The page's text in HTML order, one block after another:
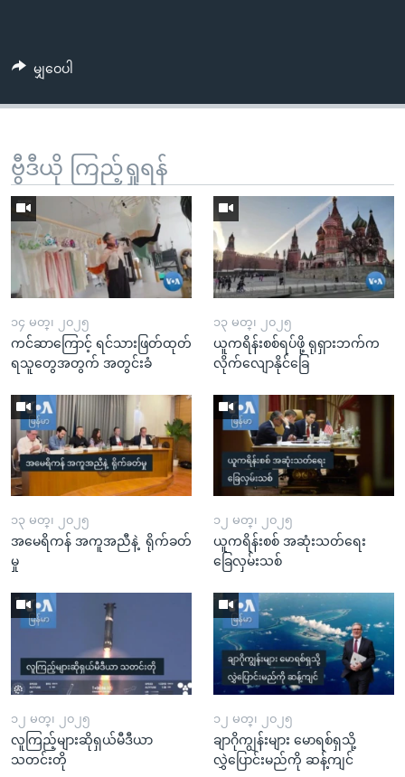
မျှဝေပါ
ဗွီဒီယို ကြည့်ရှုရန်
၁၄ မတ္၊ ၂၀၂၅
ကင်ဆာကြောင့် ရင်သားဖြတ်ထုတ်
ရသူတွေအတွက် အတွင်းခံ
၁၃ မတ္၊ ၂၀၂၅
ယူကရိန်းစစ်ရပ်ဖို့ ရုရှားဘက်က
လိုက်လျောနိုင်ခြေ
၁၃ မတ္၊ ၂၀၂၅
အမေရိကန် အကူအညီနဲ့ ရိုက်ခတ်
မှု
၁၂ မတ္၊ ၂၀၂၅
ယူကရိန်းစစ် အဆုံးသတ်ရေး
ခြေလှမ်းသစ်
၁၂ မတ္၊ ၂၀၂၅
လူကြည့်များဆိုရှယ်မီဒီယာ
သတင်းတို
၁၂ မတ္၊ ၂၀၂၅
ချာဂိုကျွန်းများ မောရစ်ရှသို့
လွှဲပြောင်းမည်ကို ဆန့်ကျင်